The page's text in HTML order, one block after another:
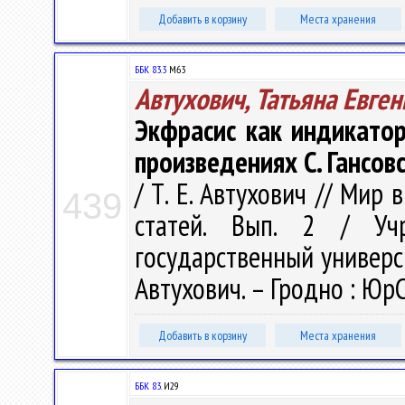
Добавить в корзину Места хранения
439
ББК 83.3 М63
Автухович, Татьяна
Экфрасис как
произведениях С.
/ Т. Е. Автухович // Мир
статей. Вып. 2 /
государственный
Автухович. – Гродно :
Добавить в корзину Места хранения
ББК 83.И29